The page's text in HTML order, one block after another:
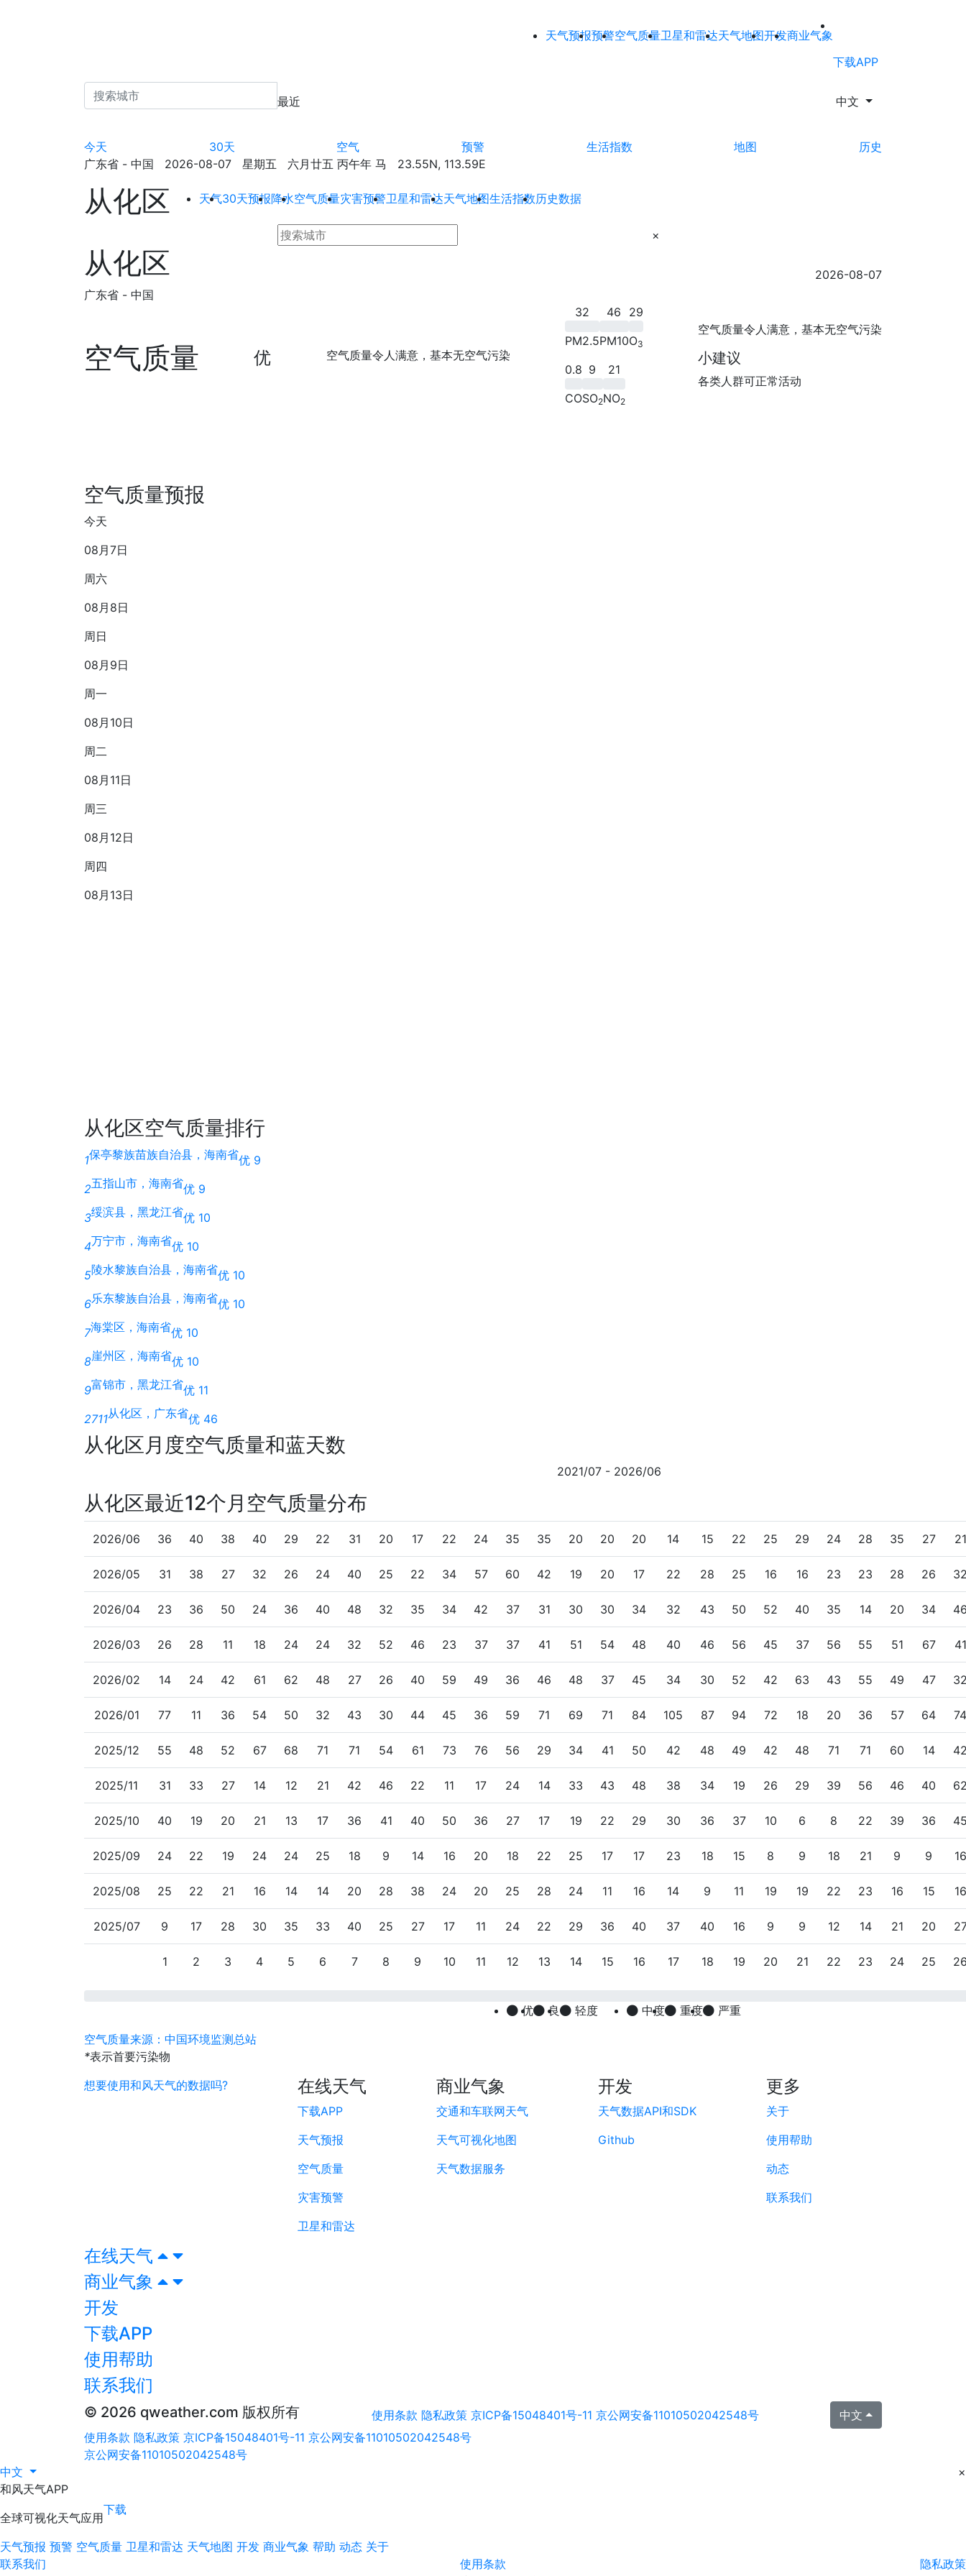
天气预报预警空气质量卫星和雷达天气地图开发商业气象
下载APP
最近 中文
今天 30天 空气 预警 生活指数 地图
历史
广东省 - 中国 2026-08-07 星期五 六月廿五 丙午年 马 23.55N, 113.59E
从化区 天气30天预报降水空气质量灾害预警卫星和雷达天气地图生活指数历史数据
×
从化区
广东省 - 中国
2026-08-07
空气质量 优 空气质量令人满意，基本无空气污染
32
PM2.5
46
PM10
29
O3
0.8
CO
9
SO2
21
NO2
空气质量令人满意，基本无空气污染
小建议
各类人群可正常活动
空气质量预报
今天
08月7日
周六
08月8日
周日
08月9日
周一
08月10日
周二
08月11日
周三
08月12日
周四
08月13日
从化区空气质量排行
1保亭黎族苗族自治县，海南省优 9
2五指山市，海南省优 9
3绥滨县，黑龙江省优 10
4万宁市，海南省优 10
5陵水黎族自治县，海南省优 10
6乐东黎族自治县，海南省优 10
7海棠区，海南省优 10
8崖州区，海南省优 10
9富锦市，黑龙江省优 11
2711从化区，广东省优 46
从化区月度空气质量和蓝天数
2021/07 - 2026/06
从化区最近12个月空气质量分布
2026/06 36 40 38 40 29 22 31 20 17 22 24 35 35 20 20 20 14 15 22 25 29 24 28 35 27 21
2026/05 31 38 27 32 26 24 40 25 22 34 57 60 42 19 20 17 22 28 25 16 16 23 23 28 26
2026/04 23 36 50 24 36 40 48 32 35 34 42 37 31 30 30 34 32 43 50 52 40 35 14 20 34
2026/03 26 28 11 18 24 24 32 52 46 23 37 37 41 51 54 48 40 46 56 45 37 56 55 51 67 41
2026/02 14 24 42 61 62 48 27 26 40 59 49 36 46 48 37 45 34 30 52 42 63 43 55 49 47
2026/01 77 11 36 54 50 32 43 30 44 45 36 59 71 69 71 84 105 87 94 72 18 20 36 57 64 74
2025/12 55 48 52 67 68 71 71 54 61 73 76 56 29 34 41 50 42 48 49 42 48 71 71 60 14
2025/11 31 33 27 14 12 21 42 46 22 11 17 24 14 33 43 48 38 34 19 26 29 39 56 46 40
2025/10 40 19 20 21 13 17 36 41 40 50 36 27 17 19 22 29 30 36 37 10 6 8 22 39 36
2025/09 24 22 19 24 24 25 18 9 14 16 20 18 22 25 17 17 23 18 15 8 9 18 21 9 9 16
2025/08 25 22 21 16 14 14 20 28 38 24 20 25 28 24 11 16 14 9 11 19 19 22 23 16 15 16
2025/07 9 17 28 30 35 33 40 25 27 17 11 24 22 29 36 40 37 40 16 9 9 12 14 21 20
1 2 3 4 5 6 7 8 9 10 11 12 13 14 15 16 17 18 19 20 21 22 23 24 25
优 良 轻度 中度 重度
严重
空气质量来源：中国环境监测总站
*表示首要污染物
想要使用和风天气的数据吗?
在线天气
下载APP
天气预报
空气质量
灾害预警
卫星和雷达
商业气象
交通和车联网天气
天气可视化地图
天气数据服务
开发
天气数据API和SDK
Github
更多
关于
使用帮助
动态
联系我们
在线天气
商业气象
开发
下载APP
使用帮助
联系我们
© 2026 qweather.com 版权所有 使用条款 隐私政策 京ICP备15048401号-11 京公网安备11010502042548号
中文
使用条款 隐私政策 京ICP备15048401号-11 京公网安备11010502042548号
京公网安备11010502042548号
中文
×
和风天气APP
全球可视化天气应用
下载
天气预报 预警 空气质量 卫星和雷达 天气地图 开发 商业气象 帮助 动态 关于
联系我们
使用条款
隐私政策